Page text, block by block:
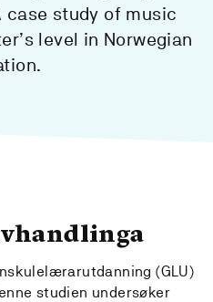
case study of music
level in Norwegian
(GLU)
studien undersøker